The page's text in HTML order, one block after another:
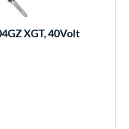
XGT, 40Volt